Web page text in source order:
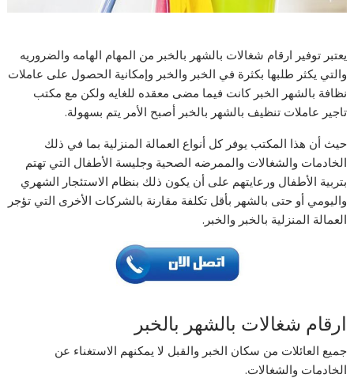
يعتبر توفير ارقام شغالات بالشهر بالخبر من المهام الهامه والضروريه
والتي يكثر طلبها بكثرة في الخبر والخبر وإمكانية الحصول على عاملات
نظافة بالشهر الخبر كانت فيما مضى معقده للغايه ولكن مع مكتب
تاجير عاملات تنظيف بالشهر بالخبر أصبح الأمر يتم بسهولة.
حيث أن هذا المكتب يوفر كل أنواع العمالة المنزلية بما في ذلك
الخادمات والشغالات والممرضه الصحية وجليسة الأطفال التي تهتم
بتربية الأطفال ورعايتهم على أن يكون ذلك بنظام الاستئجار الشهري
واليومي أو حتى بالشهر بأقل تكلفة مقارنة بالشركات الأخرى التي تؤجر
العمالة المنزلية بالخبر والخبر.
ارقام شغالات بالشهر بالخبر
جميع العائلات من سكان الخبر والقبل لا يمكنهم الاستغناء عن
الخادمات والشغالات.